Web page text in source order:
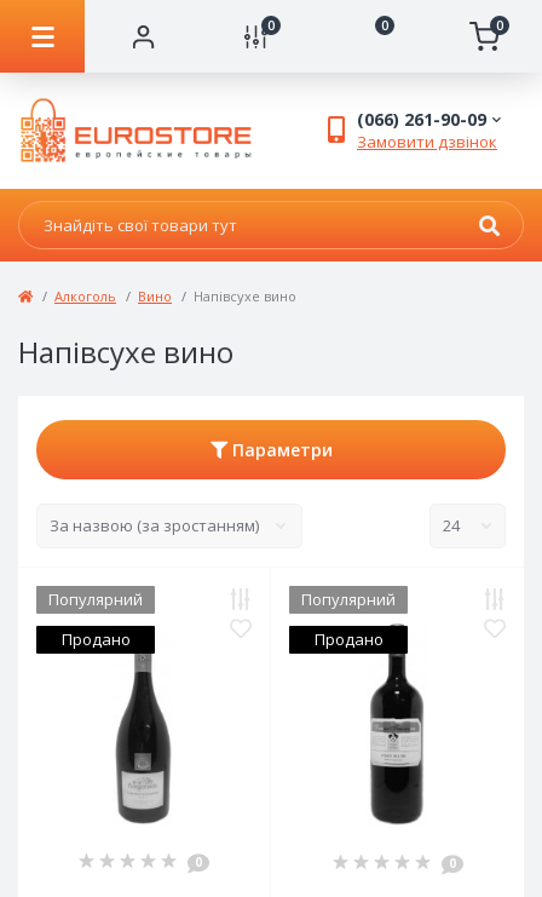
0 0 0
(066) 261-90-09
Замовити дзвінок
Алкоголь Вино Напівсухе вино
Напівсухе вино
Параметри
Популярний
Продано
0
Популярний
Продано
0